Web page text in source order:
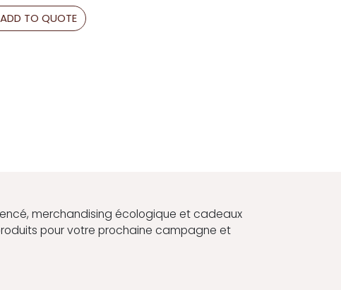
ADD TO QUOTE
merchandising écologique et cadeaux
pour votre prochaine campagne et